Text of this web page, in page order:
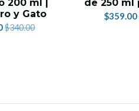
200 ml |
y Gato
$340.00
de 250 ml
$359.00